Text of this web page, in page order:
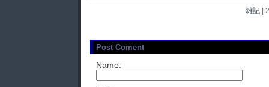
雑記
Post Coment
Name: